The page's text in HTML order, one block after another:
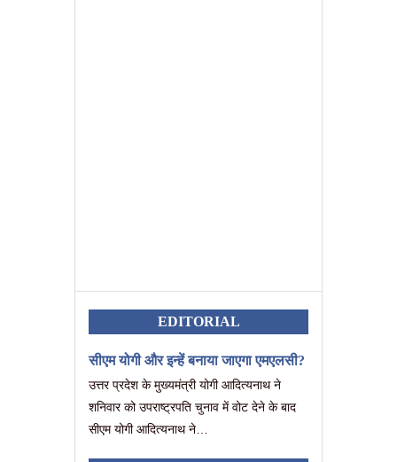
EDITORIAL
सीएम योगी और इन्हें बनाया जाएगा एमएलसी?
उत्तर प्रदेश के मुख्यमंत्री योगी आदित्यनाथ ने
शनिवार को उपराष्ट्रपति चुनाव में वोट देने के बाद
सीएम योगी आदित्यनाथ ने…